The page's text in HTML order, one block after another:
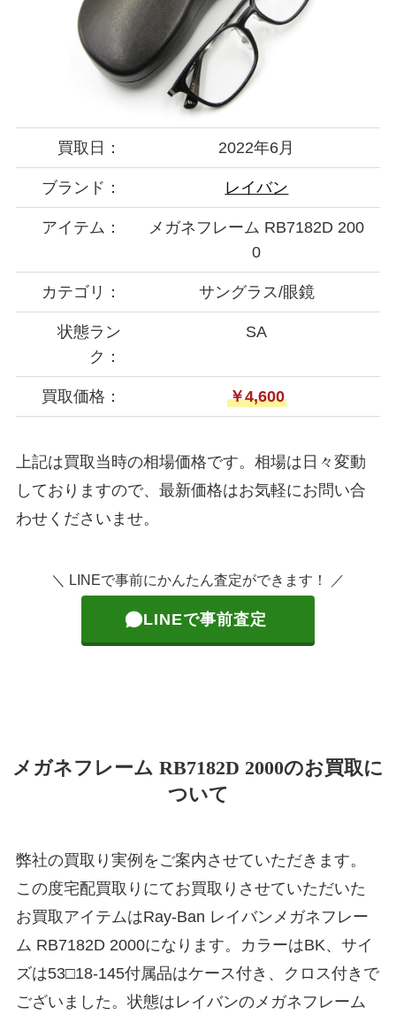
買取日： 2022年6月
ブランド： レイバン
アイテム：
メガネフレーム RB7182D 200
0
カテゴリ： サングラス/眼鏡
状態ラン
ク：
SA
買取価格： ￥4,600
上記は買取当時の相場価格です。相場は日々変動
しておりますので、最新価格はお気軽にお問い合
わせくださいませ。
＼ LINEで事前にかんたん査定ができます！ ／
LINEで事前査定
メガネフレーム RB7182D 2000のお買取に
ついて
弊社の買取り実例をご案内させていただきます。
この度宅配買取りにてお買取りさせていただいた
お買取アイテムはRay-Ban レイバンメガネフレー
ム RB7182D 2000になります。カラーはBK、サイ
ズは53□18-145付属品はケース付き、クロス付きで
ございました。状態はレイバンのメガネフレーム